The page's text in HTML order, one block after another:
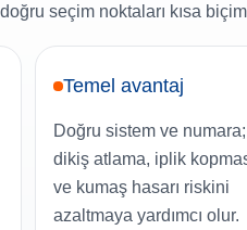
seçim noktaları kısa
Temel avantaj
Doğru sistem ve numara;
dikiş atlama, iplik
ve kumaş hasarı riskini
azaltmaya yardımcı olur.